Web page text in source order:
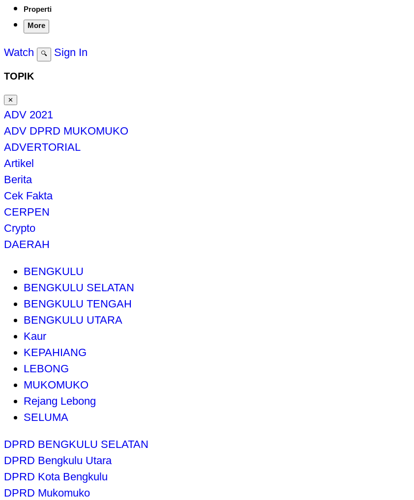
Properti
More
Watch 🔍 Sign In
TOPIK
✕
ADV 2021
ADV DPRD MUKOMUKO
ADVERTORIAL
Artikel
Berita
Cek Fakta
CERPEN
Crypto
DAERAH
BENGKULU
BENGKULU SELATAN
BENGKULU TENGAH
BENGKULU UTARA
Kaur
KEPAHIANG
LEBONG
MUKOMUKO
Rejang Lebong
SELUMA
DPRD BENGKULU SELATAN
DPRD Bengkulu Utara
DPRD Kota Bengkulu
DPRD Mukomuko